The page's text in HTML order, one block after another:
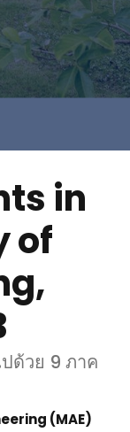
in
of
ด้วย 9 ภาค
(MAE)